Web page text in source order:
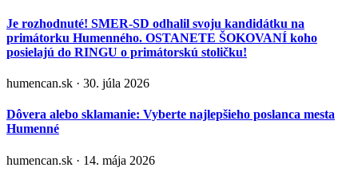
Je rozhodnuté! SMER-SD odhalil svoju kandidátku na
primátorku Humenného. OSTANETE ŠOKOVANÍ koho
posielajú do RINGU o primátorskú stoličku!
humencan.sk · 30. júla 2026
Dôvera alebo sklamanie: Vyberte najlepšieho poslanca mesta
Humenné
humencan.sk · 14. mája 2026